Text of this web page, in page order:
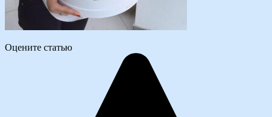
Оцените статью